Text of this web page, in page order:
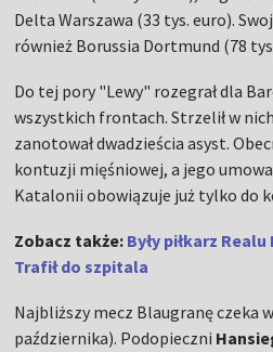
Delta Warszawa (33 tys. euro).
również Borussia Dortmund (78
Do tej pory "Lewy" rozegrał dla
wszystkich frontach. Strzelił w
zanotował dwadzieścia asyst.
kontuzji mięśniowej, a jego
Katalonii obowiązuje już tylko do
Zobacz także: Były piłkarz
Trafił do szpitala
Najbliższy mecz Blaugranę czeka
października). Podopieczni